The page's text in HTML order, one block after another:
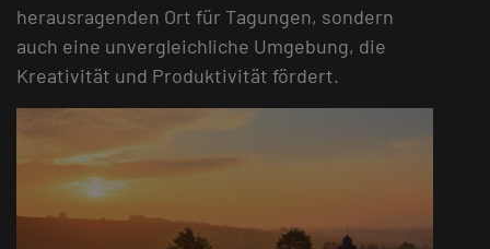
herausragenden Ort für Tagungen, sondern
auch eine unvergleichliche Umgebung, die
Kreativität und Produktivität fördert.